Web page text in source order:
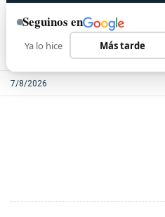
7/8/2026
Seguinos en
Ya lo hice Más tarde